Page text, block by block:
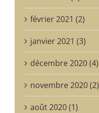
février 2021 (2)
janvier 2021 (3)
décembre 2020 (4)
novembre 2020 (2)
août 2020 (1)